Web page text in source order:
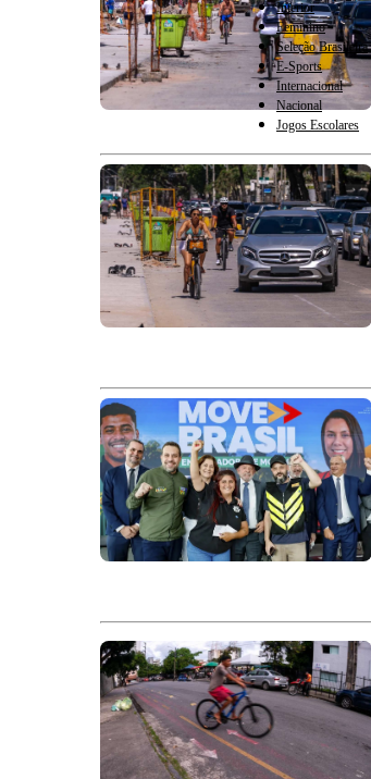
Interior
Feminino
Seleção Brasileira
E-Sports
Internacional
Nacional
Jogos Escolares